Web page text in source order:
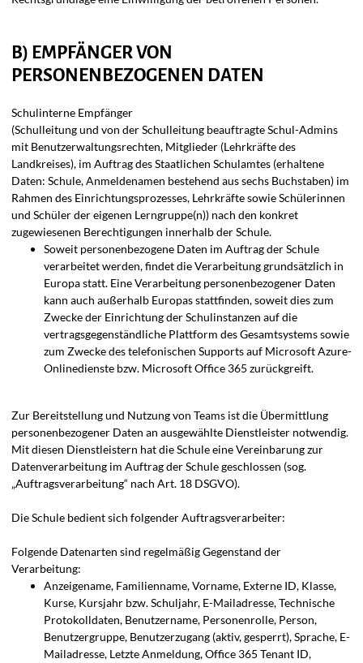
B) EMPFÄNGER VON
PERSONENBEZOGENEN DATEN
Schulinterne Empfänger
(Schulleitung und von der Schulleitung beauftragte Schul-Admins
mit Benutzerwaltungsrechten, Mitglieder (Lehrkräfte des
Landkreises), im Auftrag des Staatlichen Schulamtes (erhaltene
Daten: Schule, Anmeldenamen bestehend aus sechs Buchstaben) im
Rahmen des Einrichtungsprozesses, Lehrkräfte sowie Schülerinnen
und Schüler der eigenen Lerngruppe(n)) nach den konkret
zugewiesenen Berechtigungen innerhalb der Schule.
Soweit personenbezogene Daten im Auftrag der Schule
verarbeitet werden, findet die Verarbeitung grundsätzlich in
Europa statt. Eine Verarbeitung personenbezogener Daten
kann auch außerhalb Europas stattfinden, soweit dies zum
Zwecke der Einrichtung der Schulinstanzen auf die
vertragsgegenständliche Plattform des Gesamtsystems sowie
zum Zwecke des telefonischen Supports auf Microsoft Azure-
Onlinedienste bzw. Microsoft Office 365 zurückgreift.
Zur Bereitstellung und Nutzung von Teams ist die Übermittlung
personenbezogener Daten an ausgewählte Dienstleister notwendig.
Mit diesen Dienstleistern hat die Schule eine Vereinbarung zur
Datenverarbeitung im Auftrag der Schule geschlossen (sog.
„Auftragsverarbeitung“ nach Art. 18 DSGVO).
Die Schule bedient sich folgender Auftragsverarbeiter:
Folgende Datenarten sind regelmäßig Gegenstand der
Verarbeitung:
Anzeigename, Familienname, Vorname, Externe ID, Klasse,
Kurse, Kursjahr bzw. Schuljahr, E-Mailadresse, Technische
Protokolldaten, Benutzername, Personenrolle, Person,
Benutzergruppe, Benutzerzugang (aktiv, gesperrt), Sprache, E-
Mailadresse, Letzte Anmeldung, Office 365 Tenant ID,